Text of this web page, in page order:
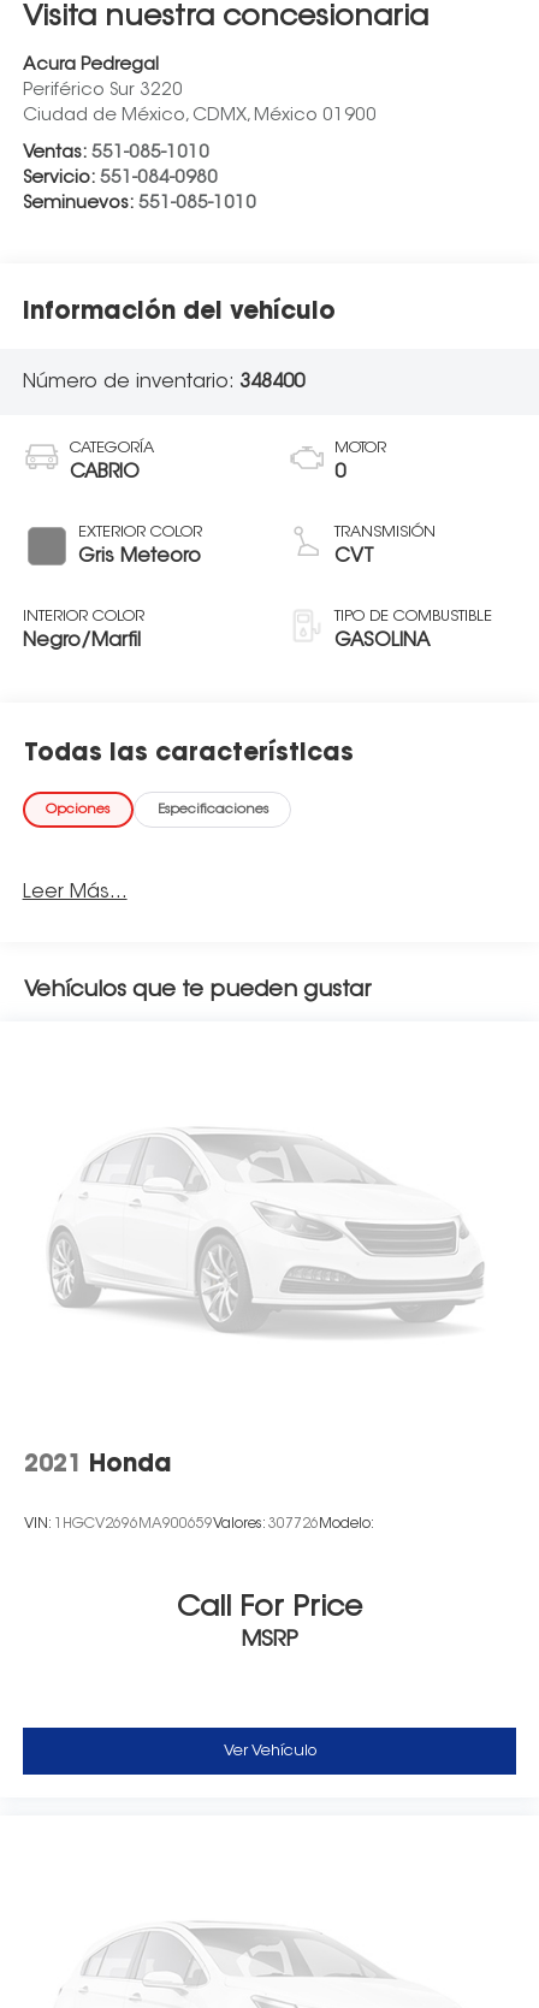
Visita nuestra concesionaria
Acura Pedregal
Periférico Sur 3220
Ciudad de México, CDMX, México 01900
Ventas: 551-085-1010
Servicio: 551-084-0980
Seminuevos: 551-085-1010
Información del vehículo
Número de inventario: 348400
CATEGORÍA
CABRIO
EXTERIOR COLOR
Gris Meteoro
INTERIOR COLOR
Negro/Marfil
MOTOR
0
TRANSMISIÓN
CVT
TIPO DE COMBUSTIBLE
GASOLINA
Todas las características
Opciones Especificaciones
Leer Más...
Vehículos que te pueden gustar
2021 Honda
VIN: 1HGCV2696MA900659Valores: 307726 Modelo:
Call For Price
MSRP
Ver Vehículo